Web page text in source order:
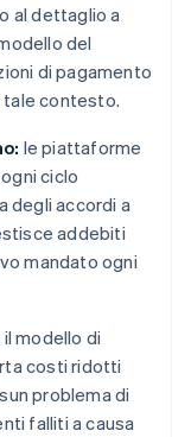
al dettaglio a
del
di pagamento
tale contesto.
le piattaforme
ciclo
degli accordi a
addebiti
mandato ogni
il modello di
costi ridotti
problema di
falliti a causa